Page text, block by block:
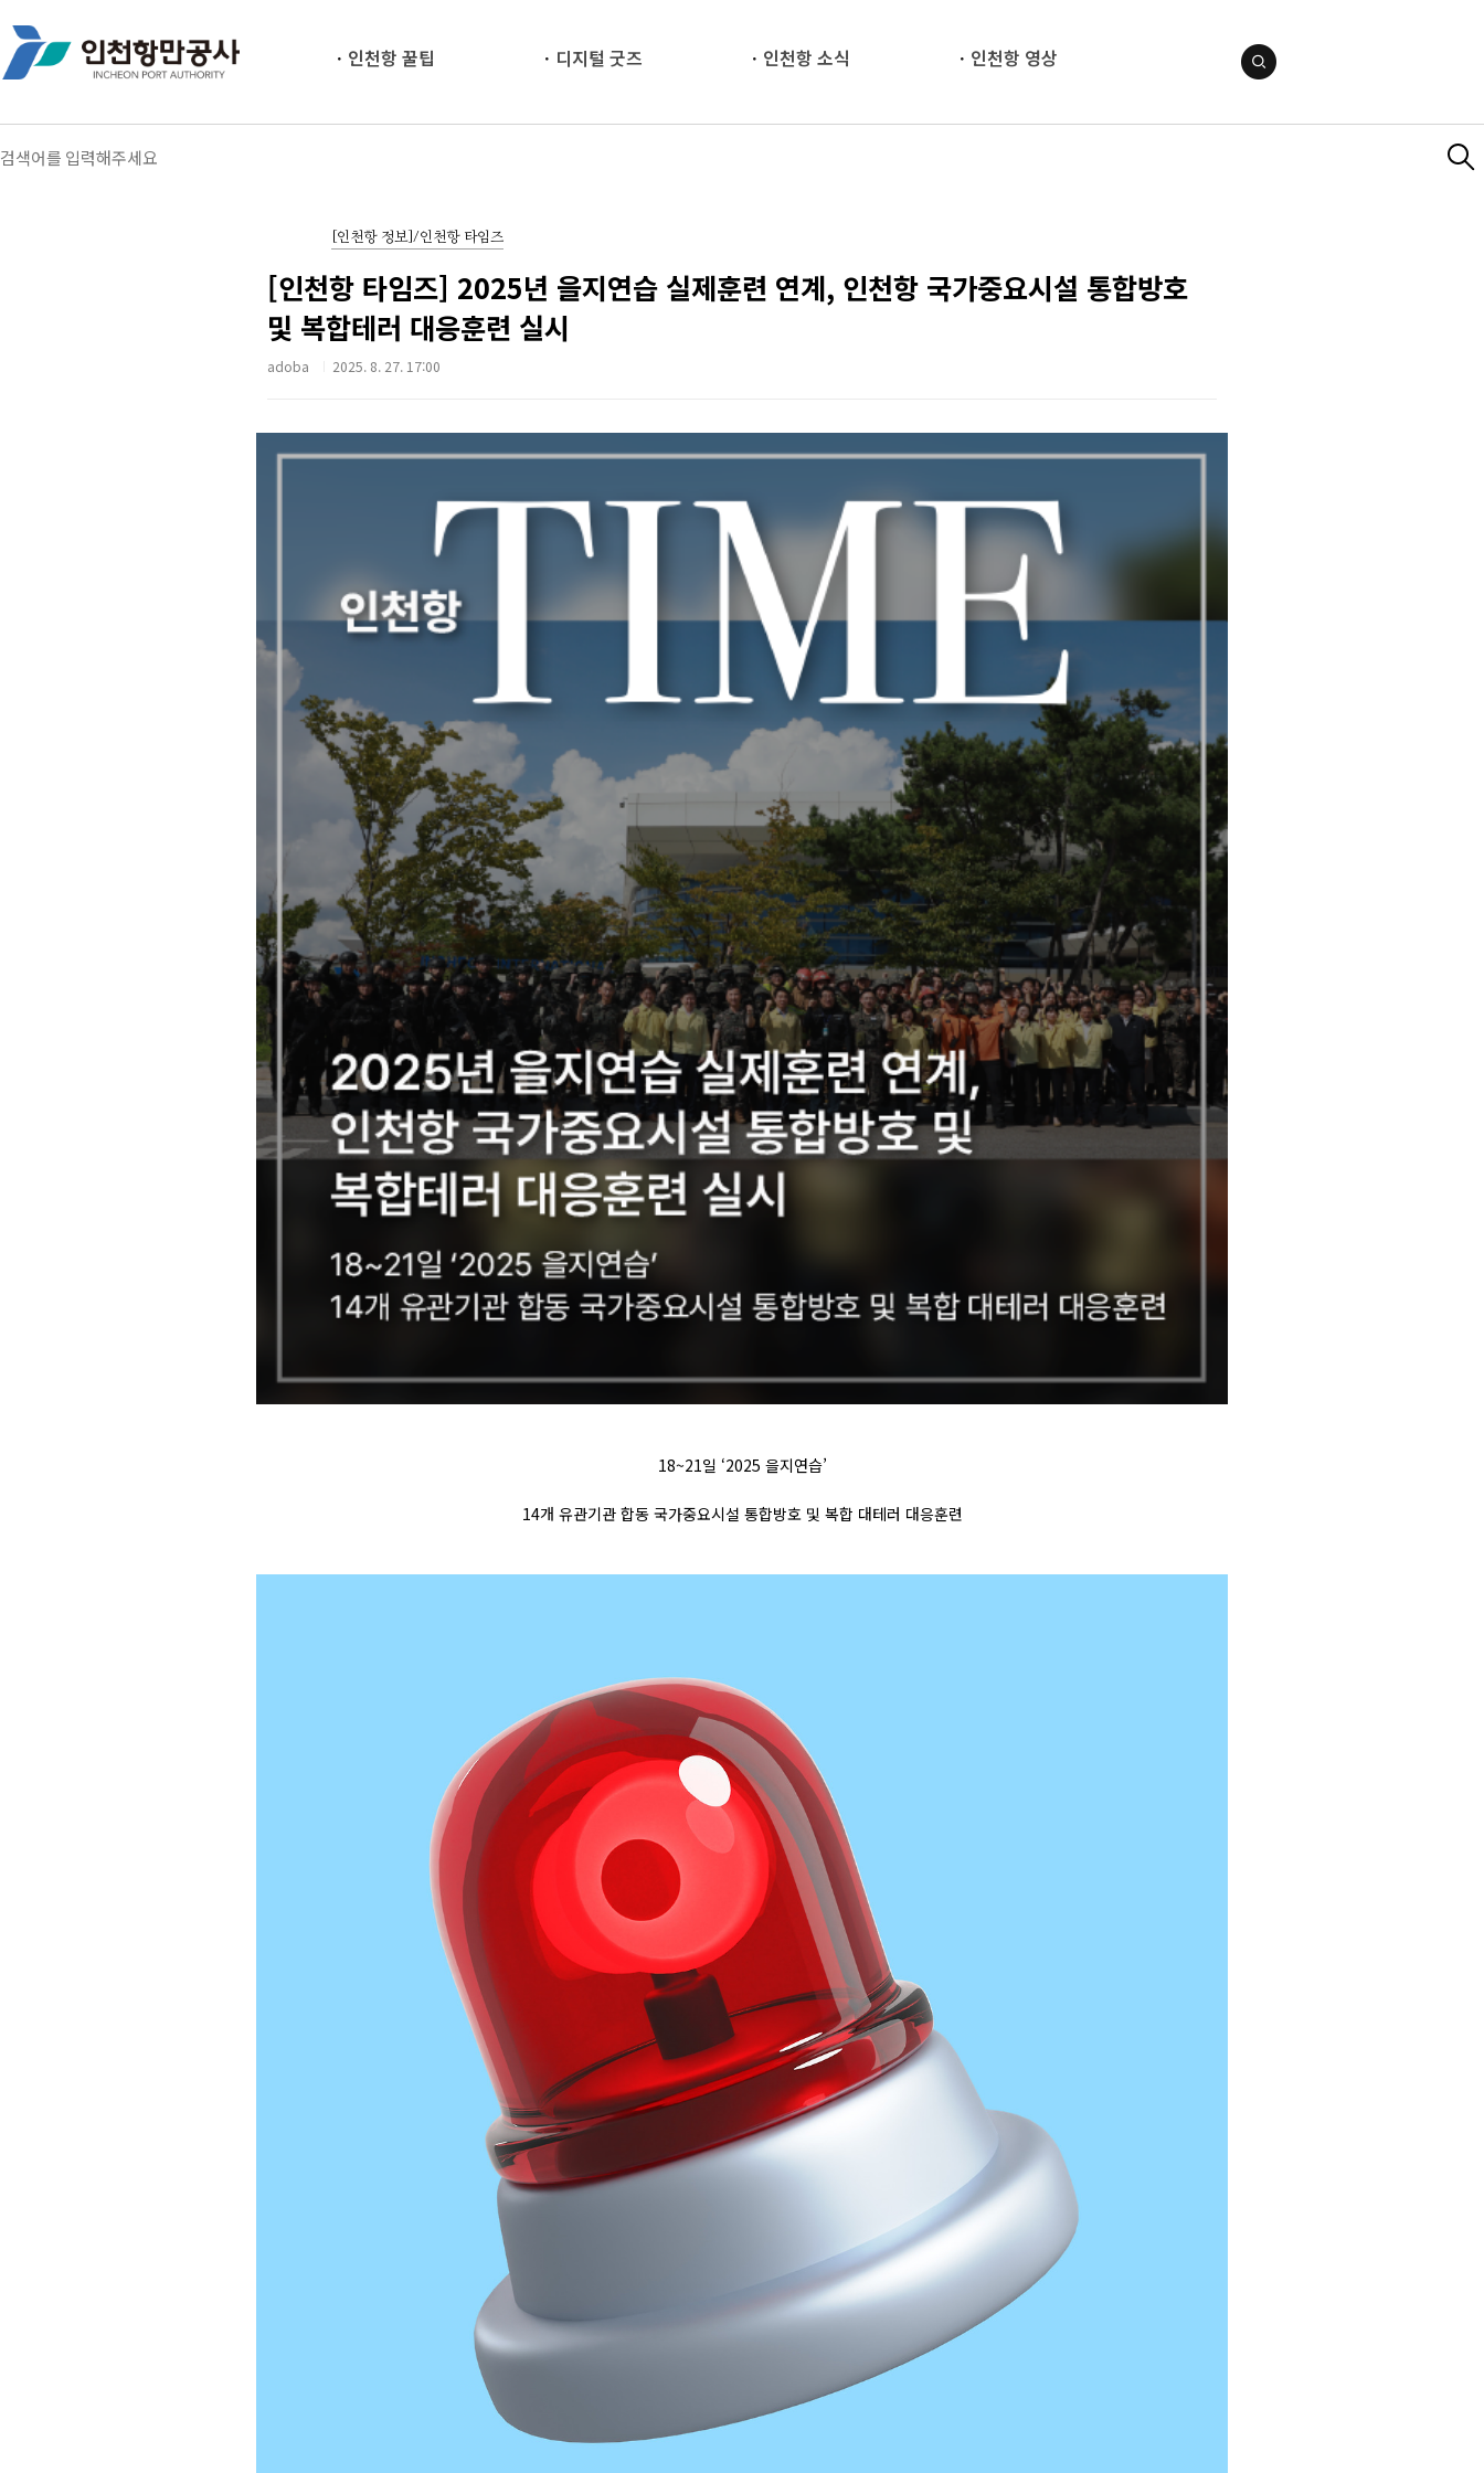
인천항 꿀팁 디지털 굿즈 인천항 소식 인천항 영상
[인천항 정보]/인천항 타임즈
[인천항 타임즈] 2025년 을지연습 실제훈련 연계, 인천항 국가중요시설 통합방호
및 복합테러 대응훈련 실시
adoba 2025. 8. 27. 17:00
18~21일 ‘2025 을지연습’
14개 유관기관 합동 국가중요시설 통합방호및 복합 대테러 대응훈련